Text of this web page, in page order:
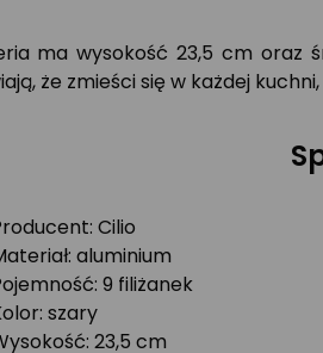
ma wysokość 23,5 cm oraz
że zmieści się w każdej
Cilio
aluminium
9 filiżanek
szary
23,5 cm